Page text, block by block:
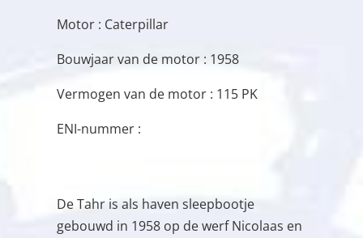
Motor : Caterpillar
Bouwjaar van de motor : 1958
Vermogen van de motor : 115 PK
ENI-nummer :
De Tahr is als haven sleepbootje
gebouwd in 1958 op de werf Nicolaas en